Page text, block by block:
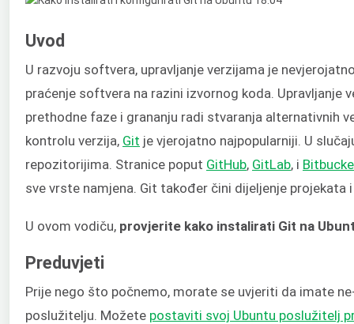
Uvod
U razvoju softvera, upravljanje verzijama je
praćenje softvera na razini izvornog koda. Upravljanje
prethodne faze i grananju radi stvaranja alternativnih
kontrolu verzija, Git je vjerojatno najpopularniji. U
repozitorijima. Stranice poput GitHub, GitLab, i
sve vrste namjena. Git također čini dijeljenje projekata
U ovom vodiču, provjerite kako instalirati Git na
Preduvjeti
Prije nego što počnemo, morate se uvjeriti da imate
poslužitelju. Možete postaviti svoj Ubuntu poslužitelj